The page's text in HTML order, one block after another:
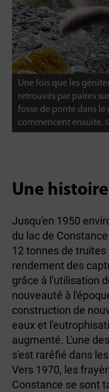
Les truites du lac sont
capables de varier la
cellules pigmentaires
mâchoire inférieure se
Une
Jusqu'en 1950
du lac de
12 tonnes de truites
rendement des
grâce à l'utilisation
nouveauté à
construction de
eaux et
augmenté. L'une
s'est raréfié dans
Vers 1970, les
Constance se sont